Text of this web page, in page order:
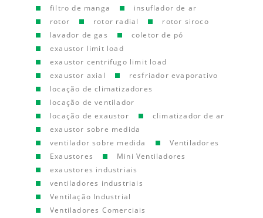
filtro de manga
insuflador de ar
rotor
rotor radial
rotor siroco
lavador de gas
coletor de pó
exaustor limit load
exaustor centrifugo limit load
exaustor axial
resfriador evaporativo
locação de climatizadores
locação de ventilador
locação de exaustor
climatizador de ar
exaustor sobre medida
ventilador sobre medida
Ventiladores
Exaustores
Mini Ventiladores
exaustores industriais
ventiladores industriais
Ventilação Industrial
Ventiladores Comerciais